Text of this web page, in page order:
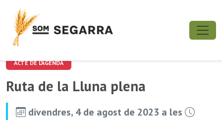
ACTE DE L'AGENDA
Ruta de la Lluna plena
divendres, 4 de agost de 2023 a les